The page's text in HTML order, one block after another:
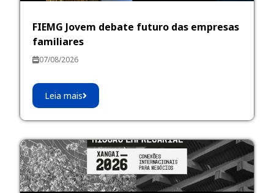
FIEMG Jovem debate futuro das empresas
familiares
07/08/2026
Leia mais